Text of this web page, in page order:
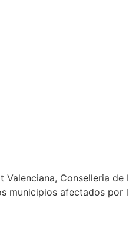
Valenciana, Conselleria
municipios afectados por